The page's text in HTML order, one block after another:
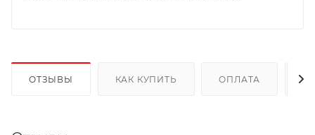
ОТЗЫВЫ КАК КУПИТЬ ОПЛАТА